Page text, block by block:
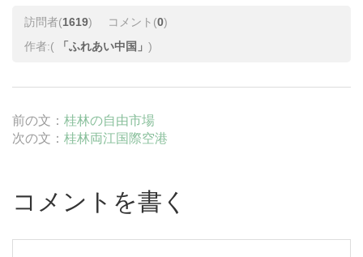
訪問者(1619) コメント(0)
作者:( 「ふれあい中国」 )
前の文： 桂林の自由市場
次の文： 桂林両江国際空港
コメントを書く